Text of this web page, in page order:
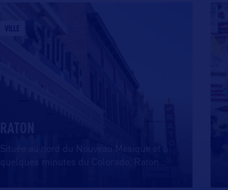
VILLE
RATON
Située au nord du Nouveau Mexique et à
quelques minutes du Colorado, Raton